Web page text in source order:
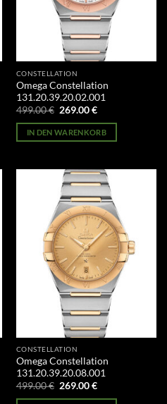
CONSTELLATION
Omega Constellation
131.20.39.20.02.001
499.00€ Ursprünglicher
war:
499.00 €
269.00€Aktueller
ist:
269.00 €.
IN DEN WARENKORB
CONSTELLATION
Omega Constellation
131.20.39.20.08.001
499.00€ Ursprünglicher
269.00€Aktueller